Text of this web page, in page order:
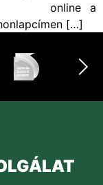
– online a
[…]